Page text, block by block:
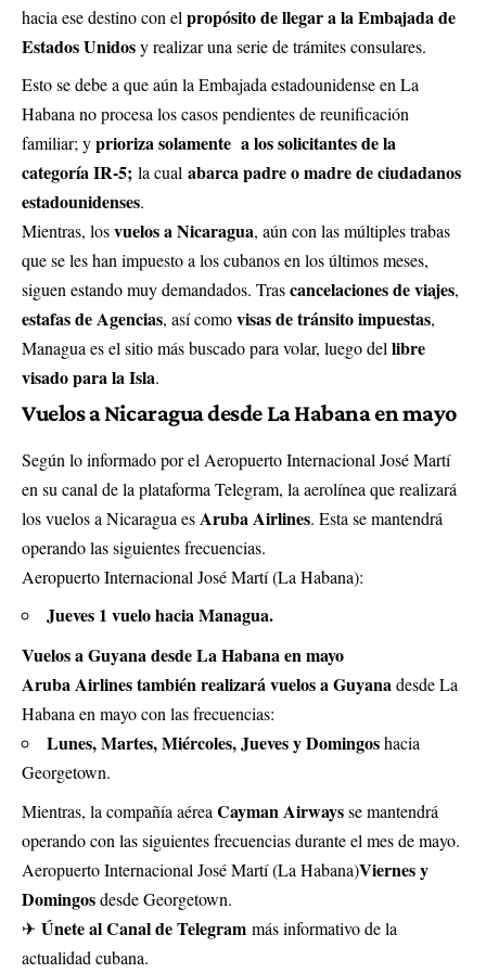
hacia ese destino con el propósito de llegar a la Embajada de
Estados Unidosy realizar una serie de trámites consulares.
Esto se debe a que aún la Embajada estadounidense en La
Habana no procesa los casos pendientes de reunificación
familiar; yprioriza solamente a los solicitantes de la
categoría IR-5; la cual abarca padre o madre de ciudadanos
estadounidenses.
Mientras, losvuelos a Nicaragua, aún con las múltiples trabas
que se les han impuesto a los cubanos en los últimos meses,
siguen estando muy demandados. Trascancelaciones de viajes,
estafas de Agencias, así comovisas de tránsitoimpuestas,
Managua es el sitio más buscado para volar, luego del libre
visadopara la Isla.
Vuelos a Nicaragua desde La Habana en mayo
Según lo informado por el Aeropuerto Internacional José Martí
en su canal de la plataforma Telegram, la aerolínea que realizará
los vuelos a Nicaragua esAruba Airlines. Esta se mantendrá
operando las siguientes frecuencias.
Aeropuerto Internacional José Martí (La Habana):
Jueves 1 vuelo hacia Managua.
Vuelos a Guyana desde La Habana en mayo
Aruba Airlines también realizará vuelos a Guyana desde La
Habana en mayo con las frecuencias:
Lunes, Martes, Miércoles, Jueves y Domingoshacia
Georgetown.
Mientras, la compañía aérea Cayman Airwaysse mantendrá
operando con las siguientes frecuencias durante el mes de mayo.
Aeropuerto Internacional José Martí (La Habana)Viernes y
Domingosdesde Georgetown.
✈ Únete al Canal de Telegram más informativo de la
actualidad cubana.